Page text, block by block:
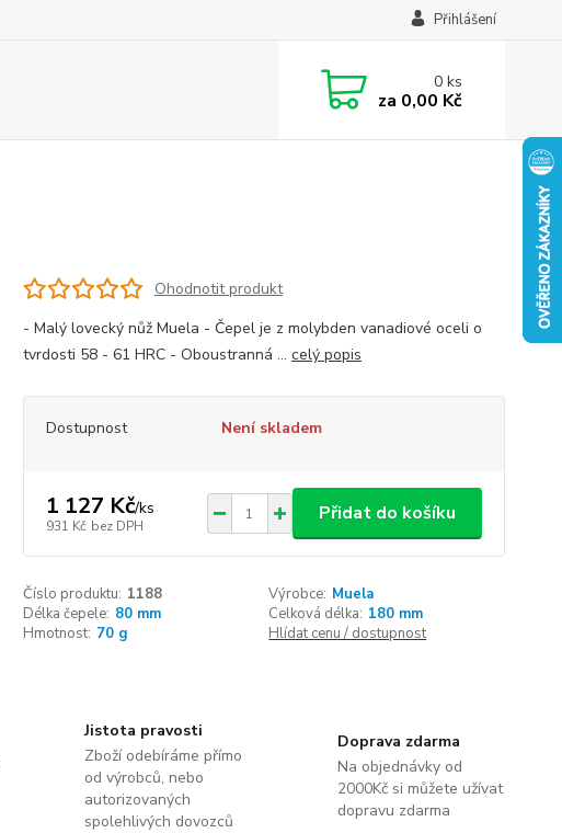
Přihlášení
0ks
za 0,00 Kč
Ohodnotit produkt
- Malý lovecký nůž Muela - Čepel je z molybden vanadiové oceli o
tvrdosti 58 - 61 HRC - Oboustranná ... celý popis
Dostupnost Není skladem
1 127 Kč/ks
931 Kč bez DPH
Přidat do košíku
Číslo produktu: 1188 Výrobce: Muela
Délka čepele: 80 mm Celková délka: 180 mm
Hmotnost: 70 g Hlídat cenu / dostupnost
Jistota pravosti
Zboží odebíráme přímo
od výrobců, nebo
autorizovaných
spolehlivých dovozců
Doprava zdarma
Na objednávky od
2000Kč si můžete užívat
dopravu zdarma